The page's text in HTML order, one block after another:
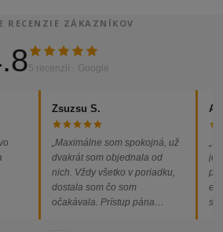
RECENZIE ZÁKAZNÍKOV
5 recenzií · Google
Zsuzsu S.
„Maximálne som spokojná, už
dvakrát som objednala od
nich. Vždy všetko v poriadku,
dostala som čo som
očakávala. Prístup pána